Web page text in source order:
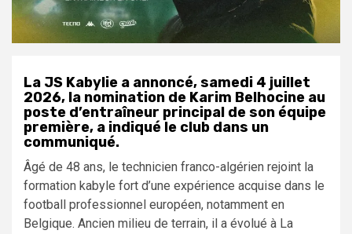
La JS Kabylie a annoncé, samedi 4 juillet
2026, la nomination de Karim Belhocine au
poste d’entraîneur principal de son équipe
première, a indiqué le club dans un
communiqué.
Âgé de 48 ans, le technicien franco-algérien rejoint la
formation kabyle fort d’une expérience acquise dans le
football professionnel européen, notamment en
Belgique. Ancien milieu de terrain, il a évolué à La